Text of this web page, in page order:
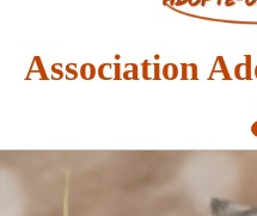
Association